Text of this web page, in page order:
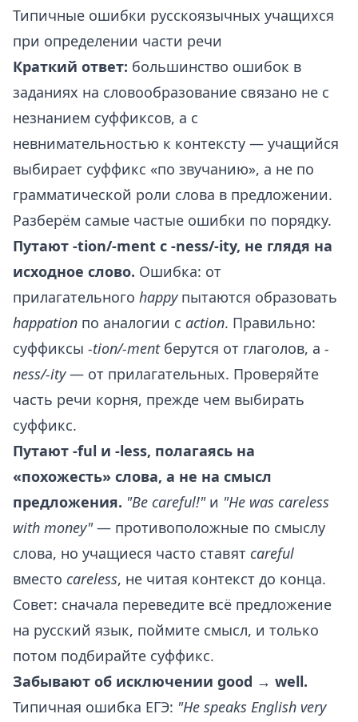
Типичные ошибки русскоязычных учащихся
при определении части речи
Краткий ответ: большинство ошибок в
заданиях на словообразование связано не с
незнанием суффиксов, а с
невнимательностью к контексту — учащийся
выбирает суффикс «по звучанию», а не по
грамматической роли слова в предложении.
Разберём самые частые ошибки по порядку.
Путают -tion/-ment с -ness/-ity, не глядя на
исходное слово. Ошибка: от
прилагательного happyпытаются образовать
happation по аналогии с action. Правильно:
суффиксы -tion/-mentберутся от глаголов, а -
ness/-ity— от прилагательных. Проверяйте
часть речи корня, прежде чем выбирать
суффикс.
Путают -ful и -less, полагаясь на
«похожесть» слова, а не на смысл
предложения. "Be careful!"и "He was careless
with money"— противоположные по смыслу
слова, но учащиеся часто ставят careful
вместо careless, не читая контекст до конца.
Совет: сначала переведите всё предложение
на русский язык, поймите смысл, и только
потом подбирайте суффикс.
Забывают об исключении good → well.
Типичная ошибка ЕГЭ: "He speaks English very